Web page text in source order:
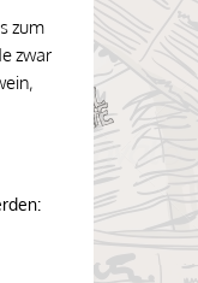
zum
zwar